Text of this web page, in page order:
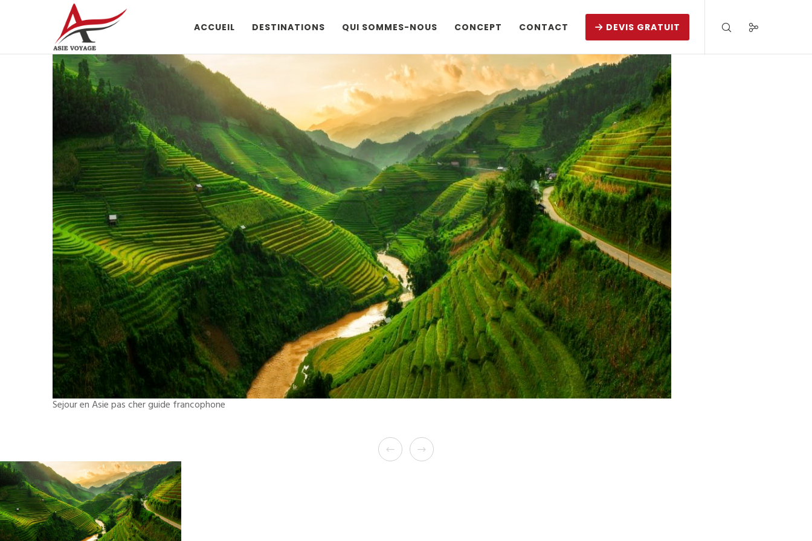
ACCUEIL DESTINATIONS QUI SOMMES-NOUS CONCEPT CONTACT DEVIS GRATUIT
Sejour en Asie pas cher guide francophone